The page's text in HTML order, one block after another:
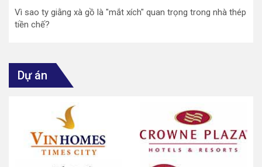
Vì sao ty giằng xà gồ là "mắt xích" quan trọng trong nhà thép
tiền chế?
Dự án